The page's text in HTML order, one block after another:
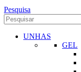
Pesquisa
UNHAS
GEL